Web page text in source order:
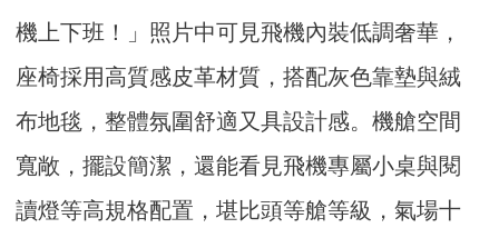
機上下班！」照片中可見飛機內裝低調奢華，
座椅採用高質感皮革材質，搭配灰色靠墊與絨
布地毯，整體氛圍舒適又具設計感。機艙空間
寬敞，擺設簡潔，還能看見飛機專屬小桌與閱
讀燈等高規格配置，堪比頭等艙等級，氣場十